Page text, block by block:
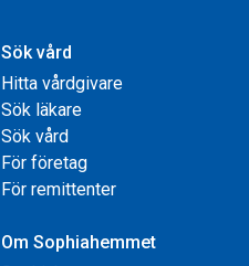
Sök vård
Hitta vårdgivare
Sök läkare
Sök vård
För företag
För remittenter
Om Sophiahemmet